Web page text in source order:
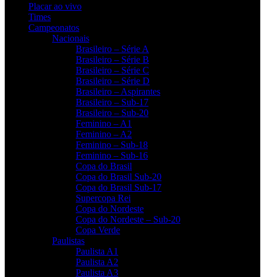
Placar ao vivo
Times
Campeonatos
Nacionais
Brasileiro – Série A
Brasileiro – Série B
Brasileiro – Série C
Brasileiro – Série D
Brasileiro – Aspirantes
Brasileiro – Sub-17
Brasileiro – Sub-20
Feminino – A1
Feminino – A2
Feminino – Sub-18
Feminino – Sub-16
Copa do Brasil
Copa do Brasil Sub-20
Copa do Brasil Sub-17
Supercopa Rei
Copa do Nordeste
Copa do Nordeste – Sub-20
Copa Verde
Paulistas
Paulista A1
Paulista A2
Paulista A3